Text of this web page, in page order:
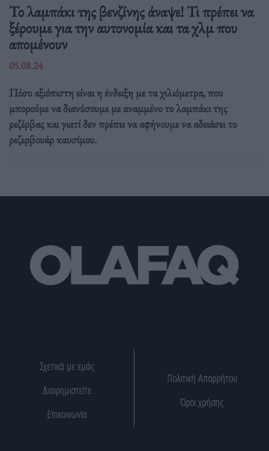
Το λαμπάκι της βενζίνης άναψε! Τι πρέπει να
ξέρουμε για την αυτονομία και τα χλμ που
απομένουν
05.08.24
Πόσο αξιόπιστη είναι η ένδειξη με τα χιλιόμετρα, που
μπορούμε να διανύσουμε με αναμμένο το λαμπάκι της
ρεζέρβας και γιατί δεν πρέπει να αφήνουμε να αδειάσει το
ρεζερβουάρ καυσίμου.
Σχετικά με εμάς
Διαφημιστείτε
Επικοινωνία
Πολιτική Απορρήτου
Όροι χρήσης